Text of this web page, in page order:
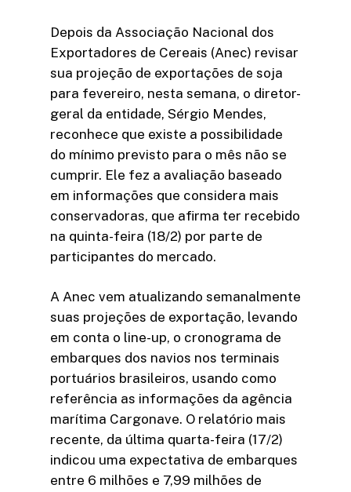
Depois da Associação Nacional dos
Exportadores de Cereais (Anec) revisar
sua projeção de exportações de soja
para fevereiro, nesta semana, o diretor-
geral da entidade, Sérgio Mendes,
reconhece que existe a possibilidade
do mínimo previsto para o mês não se
cumprir. Ele fez a avaliação baseado
em informações que considera mais
conservadoras, que afirma ter recebido
na quinta-feira (18/2) por parte de
participantes do mercado.
A Anec vem atualizando semanalmente
suas projeções de exportação, levando
em conta o line-up, o cronograma de
embarques dos navios nos terminais
portuários brasileiros, usando como
referência as informações da agência
marítima Cargonave. O relatório mais
recente, da última quarta-feira (17/2)
indicou uma expectativa de embarques
entre 6 milhões e 7,99 milhões de